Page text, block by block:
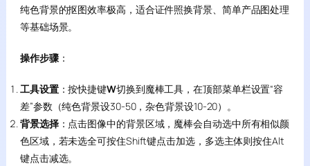
纯色背景的抠图效率极高，适合证件照换背景、简单产品图处理
等基础场景。
操作步骤：
工具设置：按快捷键W切换到魔棒工具，在顶部菜单栏设置“容
差”参数（纯色背景设30-50，杂色背景设10-20）。
背景选择：点击图像中的背景区域，魔棒会自动选中所有相似颜
色区域，若未选全可按住Shift键点击加选，多选主体则按住Alt
键点击减选。